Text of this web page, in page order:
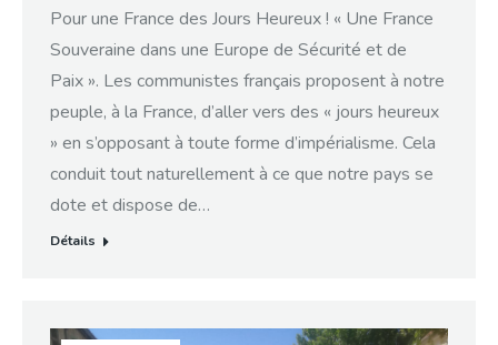
Pour une France des Jours Heureux ! « Une France
Souveraine dans une Europe de Sécurité et de
Paix ». Les communistes français proposent à notre
peuple, à la France, d’aller vers des « jours heureux
» en s’opposant à toute forme d’impérialisme. Cela
conduit tout naturellement à ce que notre pays se
dote et dispose de…
Détails